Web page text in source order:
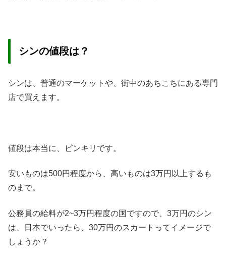
シンの値段は？
シンは、普通のマーケットや、街中のあちこちにある専門
店で買えます。
値段は本当に、ピンキリです。
安いものは500円程度から、高いものは3万円以上するも
のまで。
公務員の給料が2~3万円程度の国ですので、3万円のシン
は、日本でいったら、30万円のスカートってイメージで
しょうか？